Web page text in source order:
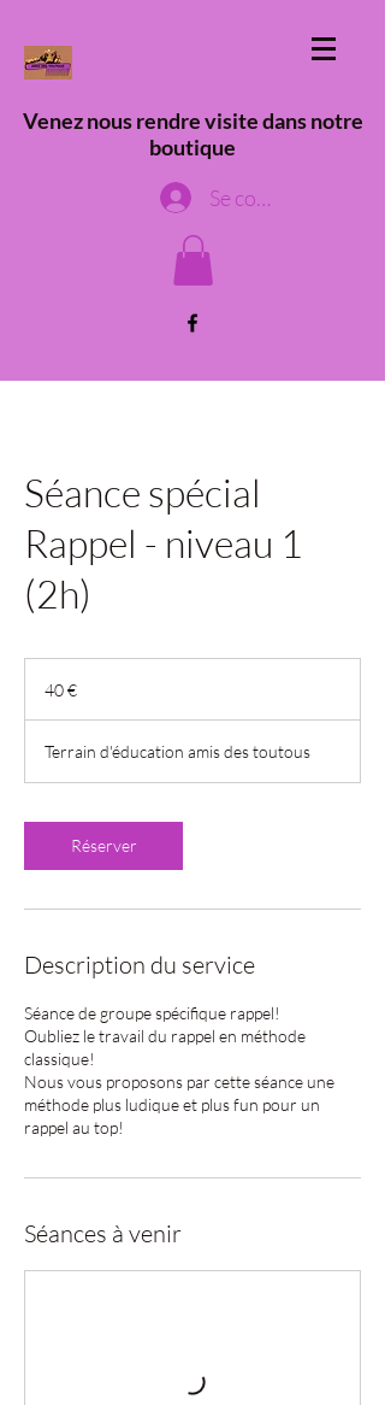
Venez nous rendre visite dans notre
boutique
Se connecter
Séance spécial
Rappel - niveau 1
(2h)
40 €
Terrain d'éducation amis des toutous
Réserver
Description du service
Séance de groupe spécifique rappel!
Oubliez le travail du rappel en méthode
classique!
Nous vous proposons par cette séance une
méthode plus ludique et plus fun pour un
rappel au top!
Séances à venir